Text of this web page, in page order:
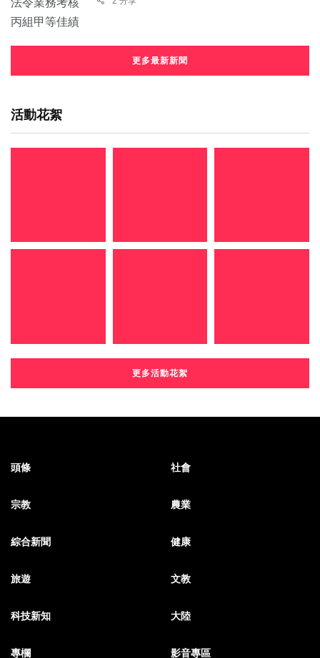
更多最新新聞
活動花絮
更多活動花絮
頭條 社會
宗教 農業
綜合新聞 健康
旅遊 文教
科技新知 大陸
專欄 影音專區